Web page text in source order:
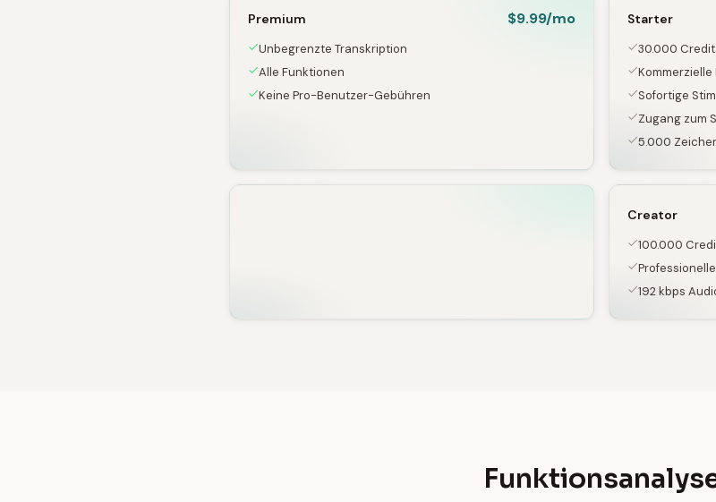
Premium $9.99/mo
Unbegrenzte Transkription
Alle Funktionen
Keine Pro-Benutzer-Gebühren
Starter
30.000
Kommerzielle
Sofortige
Zugang zum
5.000
Creator
100.000
192 kbps